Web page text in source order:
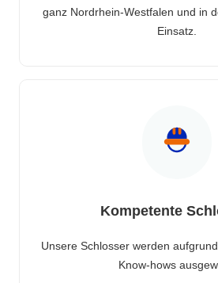
ganz Nordrhein-Westfalen und in
Einsatz.
Kompetente
Unsere Schlosser werden
Know-hows